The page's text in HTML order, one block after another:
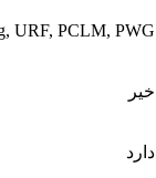
URF, PCLM, PWG
خیر
دارد